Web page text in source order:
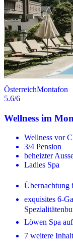
ÖsterreichMontafon
5.6/6
Wellness im
Wellness vor
3/4 Pension
beheizter
Ladies Spa
Übernachtung
exquisites 6-
Löwen Spa
7 weitere